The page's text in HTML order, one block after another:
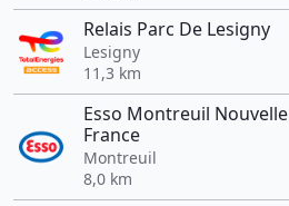
Relais Parc De Lesigny
Lesigny
11,3 km
Esso Montreuil Nouvelle
France
Montreuil
8,0 km